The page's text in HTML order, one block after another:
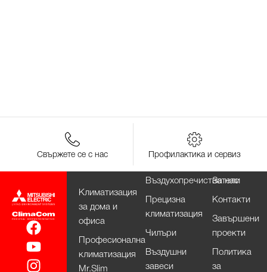
Свържете се с нас Профилактика и сервиз
Климатизация
за дома и
офиса
Професионална
климатизация
Mr.Slim
Въздухопречистватели
Прецизна
климатизация
Чилъри
Въздушни
завеси
За нас
Контакти
Завършени
проекти
Политика
за